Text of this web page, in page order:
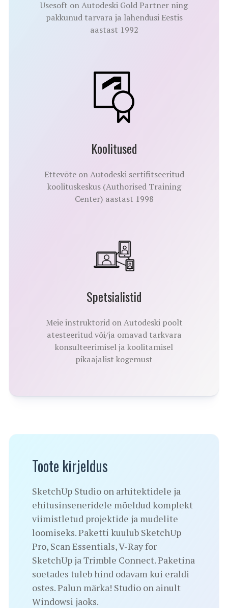
Usesoft on Autodeski Gold Partner ning
pakkunud tarvara ja lahendusi Eestis
aastast 1992
Koolitused
Ettevõte on Autodeski sertifitseeritud
koolituskeskus (Authorised Training
Center) aastast 1998
Spetsialistid
Meie instruktorid on Autodeski poolt
atesteeritud või/ja omavad tarkvara
konsulteerimisel ja koolitamisel
pikaajalist kogemust
Toote kirjeldus
SketchUp Studio on arhitektidele ja
ehitusinseneridele mõeldud komplekt
viimistletud projektide ja mudelite
loomiseks. Paketti kuulub SketchUp
Pro, Scan Essentials, V-Ray for
SketchUp ja Trimble Connect. Paketina
soetades tuleb hind odavam kui eraldi
ostes. Palun märka! Studio on ainult
Windowsi jaoks.